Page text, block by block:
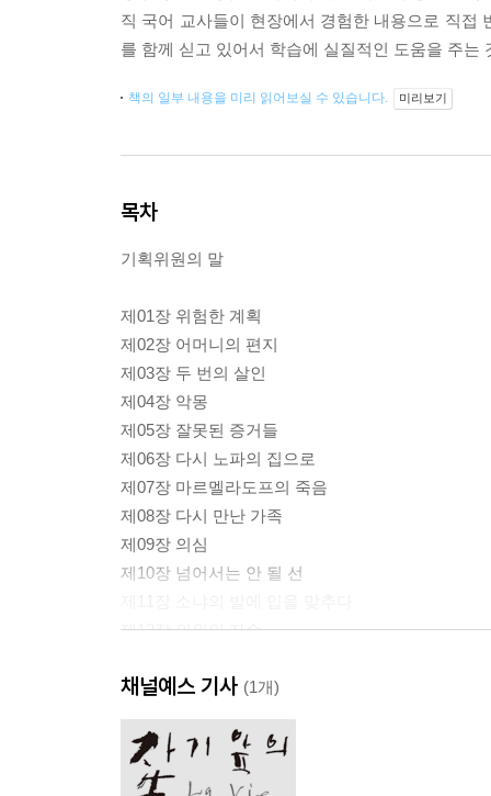
직 국어 교사들이 현장에서 경험한 내용으로 직접
를 함께 싣고 있어서 학습에 실질적인 도움을 주
책의 일부 내용을 미리 읽어보실 수 있습니다. 미리보기
목차
기획위원의 말
제01장 위험한 계획
제02장 어머니의 편지
제03장 두 번의 살인
제04장 악몽
제05장 잘못된 증거들
제06장 다시 노파의 집으로
제07장 마르멜라도프의 죽음
제08장 다시 만난 가족
제09장 의심
제10장 넘어서는 안 될 선
제12장 의외의 자수
제14장 고백
제15장 나는 미국으로 간다네
제16장 속죄
제17장 에필로그
채널예스 기사 (1개)